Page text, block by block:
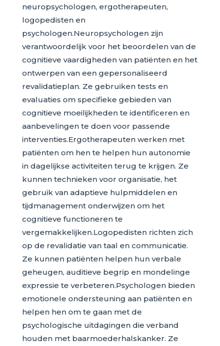
neuropsychologen, ergotherapeuten,
logopedisten en
psychologen.Neuropsychologen zijn
verantwoordelijk voor het beoordelen van de
cognitieve vaardigheden van patiënten en het
ontwerpen van een gepersonaliseerd
revalidatieplan. Ze gebruiken tests en
evaluaties om specifieke gebieden van
cognitieve moeilijkheden te identificeren en
aanbevelingen te doen voor passende
interventies.Ergotherapeuten werken met
patiënten om hen te helpen hun autonomie
in dagelijkse activiteiten terug te krijgen. Ze
kunnen technieken voor organisatie, het
gebruik van adaptieve hulpmiddelen en
tijdmanagement onderwijzen om het
cognitieve functioneren te
vergemakkelijken.Logopedisten richten zich
op de revalidatie van taal en communicatie.
Ze kunnen patiënten helpen hun verbale
geheugen, auditieve begrip en mondelinge
expressie te verbeteren.Psychologen bieden
emotionele ondersteuning aan patiënten en
helpen hen om te gaan met de
psychologische uitdagingen die verband
houden met baarmoederhalskanker. Ze